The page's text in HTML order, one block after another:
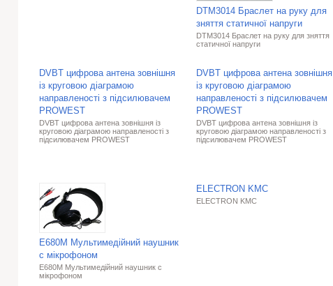
DTM3014 Браслет на руку для
зняття статичної напруги
DTM3014 Браслет на руку для зняття
статичної напруги
DVBT цифрова антена зовнішня
із круговою діаграмою
направленості з підсилювачем
PROWEST
DVBT цифрова антена зовнішня із
круговою діаграмою направленості з
підсилювачем PROWEST
DVBT цифрова антена зовнішня
із круговою діаграмою
направленості з підсилювачем
PROWEST
DVBT цифрова антена зовнішня із
круговою діаграмою направленості з
підсилювачем PROWEST
E680M Мультимедійний наушник
с мікрофоном
E680M Мультимедійний наушник с
мікрофоном
ELECTRON KMC
ELECTRON KMC